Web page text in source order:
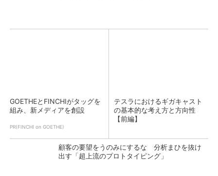
GOETHEとFINCHIがタッグを
組み、新メディアを創設
PR(FINCHI on GOETHE)
テスラにおけるギガキャスト
の基本的な考え方と方向性
【前編】
顧客の要望をうのみにするな 分析まひを抜け
出す「超上流のプロトタイピング」